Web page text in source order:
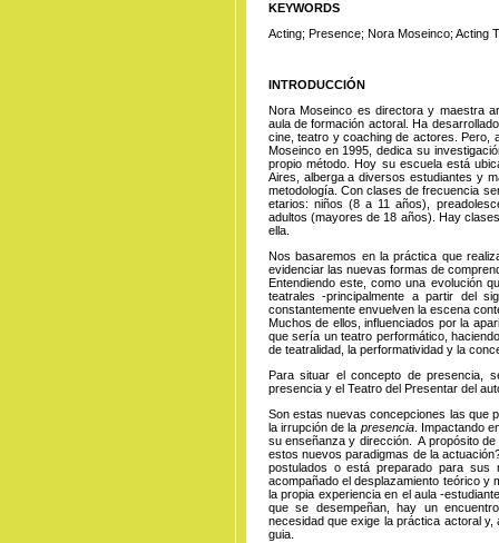
KEYWORDS
Acting; Presence; Nora Moseinco; Acting
INTRODUCCIÓN
Nora Moseinco es directora y maestra
aula de formación actoral. Ha
cine, teatro y coaching de actores. Pero,
Moseinco en 1995, dedica su
propio método. Hoy su escuela está
Aires, alberga a diversos estudiantes y
metodología. Con clases de frecuencia
etarios: niños (8 a 11 años),
adultos (mayores de 18 años). Hay
ella.
Nos basaremos en la práctica que
evidenciar las nuevas formas de
Entendiendo este, como una evolución
teatrales -principalmente a partir del
constantemente envuelven la escena
Muchos de ellos, influenciados por la
que sería un teatro performático,
de teatralidad, la performatividad y la
Para situar el concepto de presencia,
presencia y el Teatro del Presentar del
Son estas nuevas concepciones las que
la irrupción de la presencia. Impactando
su enseñanza y dirección. A propósito
estos nuevos paradigmas de la
postulados o está preparado para sus
acompañado el desplazamiento teórico y
la propia experiencia en el aula -
que se desempeñan, hay un
necesidad que exige la práctica actoral
guia.